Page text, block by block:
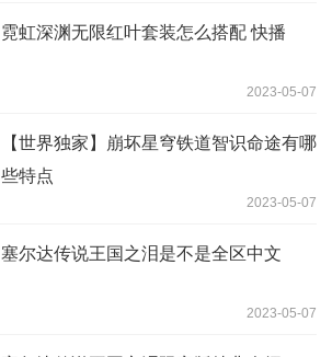
霓虹深渊无限红叶套装怎么搭配 快播
2023-05-07
【世界独家】崩坏星穹铁道智识命途有哪
些特点
2023-05-07
塞尔达传说王国之泪是不是全区中文
2023-05-07